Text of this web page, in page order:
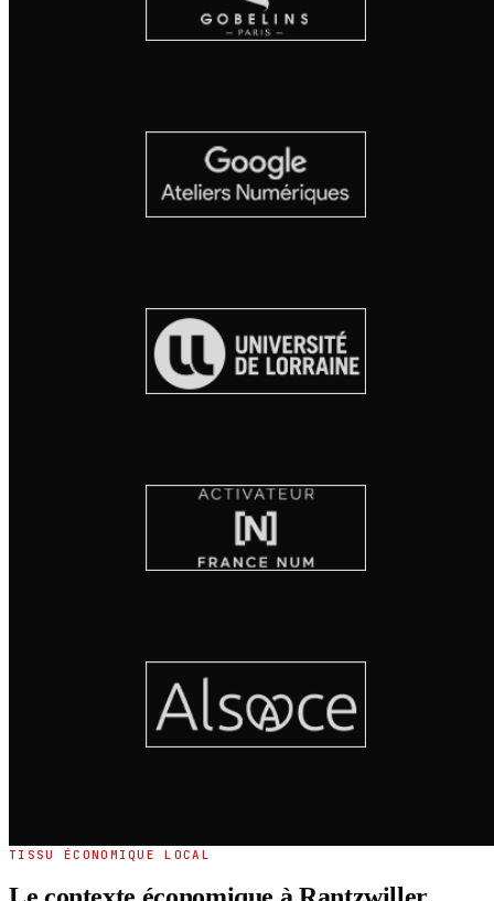
TISSU ÉCONOMIQUE LOCAL